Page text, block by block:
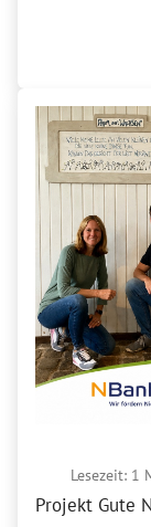
Lesezeit: 1
Projekt Gute